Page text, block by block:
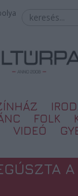
FOLK
VIDEÓ
A